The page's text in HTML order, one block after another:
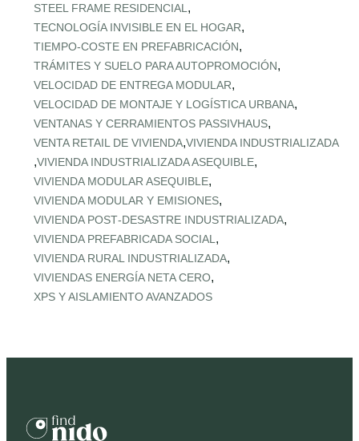
STEEL FRAME RESIDENCIAL ,
TECNOLOGÍA INVISIBLE EN EL HOGAR,
TIEMPO‑COSTE EN PREFABRICACIÓN,
TRÁMITES Y SUELO PARA AUTOPROMOCIÓN,
VELOCIDAD DE ENTREGA MODULAR,
VELOCIDAD DE MONTAJE Y LOGÍSTICA URBANA,
VENTANAS Y CERRAMIENTOS PASSIVHAUS,
VENTA RETAIL DE VIVIENDA,VIVIENDA INDUSTRIALIZADA
,VIVIENDA INDUSTRIALIZADA ASEQUIBLE,
VIVIENDA MODULAR ASEQUIBLE,
VIVIENDA MODULAR Y EMISIONES,
VIVIENDA POST‑DESASTRE INDUSTRIALIZADA,
VIVIENDA PREFABRICADA SOCIAL ,
VIVIENDA RURAL INDUSTRIALIZADA,
VIVIENDAS ENERGÍA NETA CERO,
XPS Y AISLAMIENTO AVANZADOS